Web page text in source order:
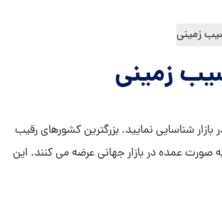
زمینی
بازار شناسایی نمایید. بزرگترین کشورهای رقیب
صورت عمده در بازار جهانی عرضه می کنند. این